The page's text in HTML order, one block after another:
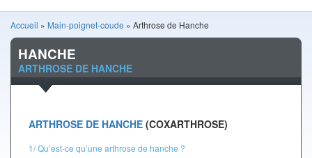
Accueil » Main-poignet-coude » Arthrose de Hanche
HANCHE
ARTHROSE DE HANCHE
ARTHROSE DE HANCHE (COXARTHROSE)
1/ Qu’est-ce qu’une arthrose de hanche ?